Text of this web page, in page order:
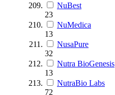
NuBest
23
NuMedica
13
NusaPure
32
Nutra BioGenesis
13
NutraBio Labs
72